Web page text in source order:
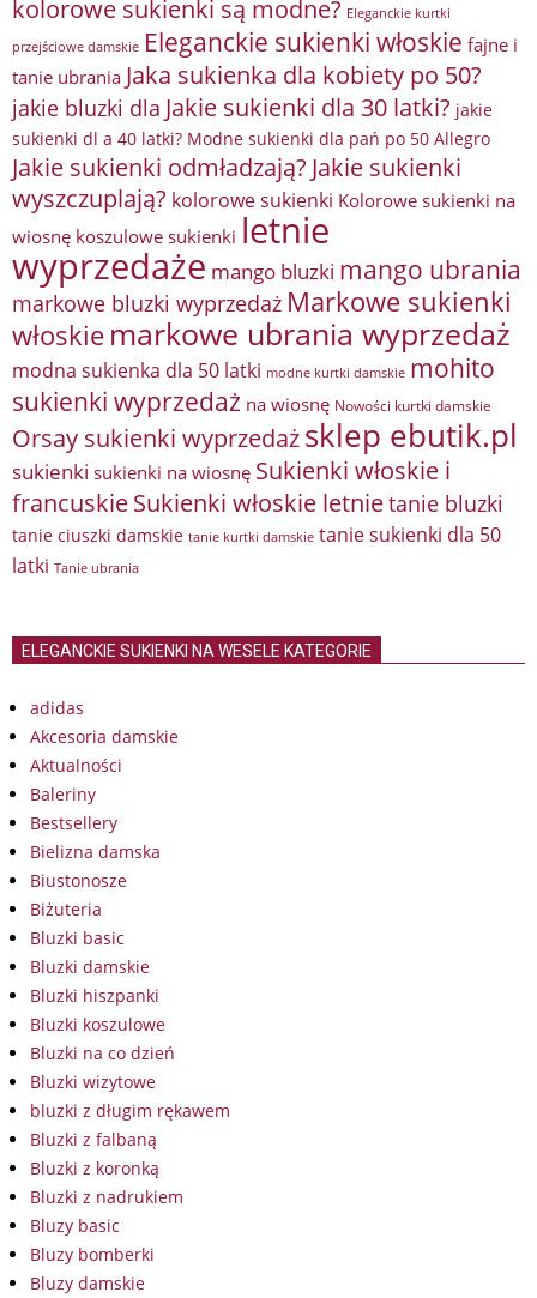
kolorowe sukienki są modne? Eleganckie kurtki
przejściowe damskie Eleganckie sukienki włoskie fajne i
tanie ubrania Jaka sukienka dla kobiety po 50?
jakie bluzki dla Jakie sukienki dla 30 latki? jakie
sukienki dl a 40 latki? Modne sukienki dla pań po 50 Allegro
Jakie sukienki odmładzają? Jakie sukienki
wyszczuplają? kolorowe sukienki Kolorowe sukienki na
wiosnę koszulowe sukienki letnie
wyprzedaże mango bluzki mango ubrania
markowe bluzki wyprzedaż Markowe sukienki
włoskie markowe ubrania wyprzedaż
modna sukienka dla 50 latki modne kurtki damskie mohito
sukienki wyprzedaż na wiosnę Nowości kurtki damskie
Orsay sukienki wyprzedażsklep ebutik.pl
sukienki sukienki na wiosnę Sukienki włoskie i
francuskieSukienki włoskie letnietanie bluzki
tanie ciuszki damskie tanie kurtki damskie tanie sukienki dla 50
latki Tanie ubrania
ELEGANCKIE SUKIENKI NA WESELE KATEGORIE
adidas
Akcesoria damskie
Aktualności
Baleriny
Bestsellery
Bielizna damska
Biustonosze
Biżuteria
Bluzki basic
Bluzki damskie
Bluzki hiszpanki
Bluzki koszulowe
Bluzki na co dzień
Bluzki wizytowe
bluzki z długim rękawem
Bluzki z falbaną
Bluzki z koronką
Bluzki z nadrukiem
Bluzy basic
Bluzy bomberki
Bluzy damskie